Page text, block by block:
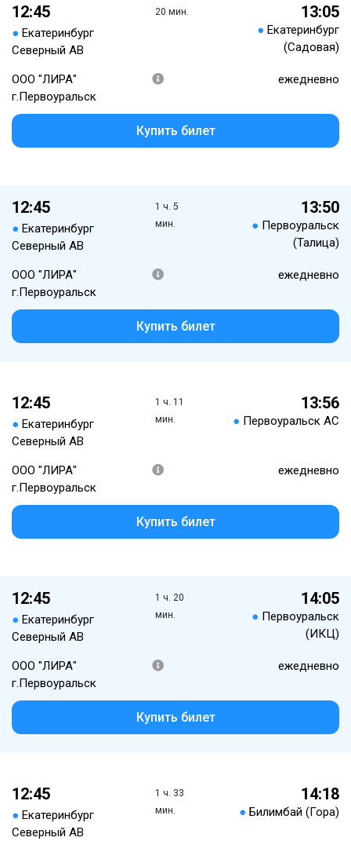
12:45
● Екатеринбург
Северный АВ
20 мин. 13:05
● Екатеринбург
(Садовая)
ООО "ЛИРА"
г.Первоуральск
ежедневно
Купить билет
12:45
● Екатеринбург
Северный АВ
1 ч. 5
мин.
13:50
● Первоуральск
(Талица)
ООО "ЛИРА"
г.Первоуральск
ежедневно
Купить билет
12:45
● Екатеринбург
Северный АВ
1 ч. 11
мин.
13:56
● Первоуральск АС
ООО "ЛИРА"
г.Первоуральск
ежедневно
Купить билет
12:45
● Екатеринбург
Северный АВ
1 ч. 20
мин.
14:05
● Первоуральск
(ИКЦ)
ООО "ЛИРА"
г.Первоуральск
ежедневно
Купить билет
12:45
● Екатеринбург
Северный АВ
1 ч. 33
мин.
14:18
● Билимбай (Гора)